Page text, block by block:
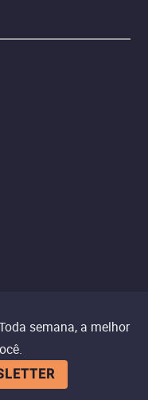
semana, a melhor